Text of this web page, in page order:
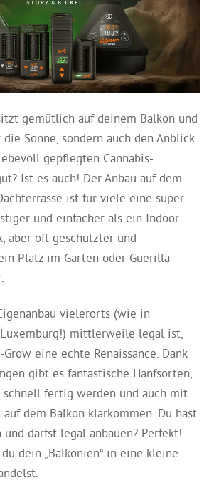
gemütlich auf deinem Balkon und
Sonne, sondern auch den Anblick
gepflegten Cannabis-
Ist es auch! Der Anbau auf dem
ist für viele eine super
und einfacher als ein Indoor-
aber oft geschützter und
Platz im Garten oder Guerilla-
vielerorts (wie in
mittlerweile legal ist,
eine echte Renaissance. Dank
gibt es fantastische Hanfsorten,
fertig werden und auch mit
dem Balkon klarkommen. Du hast
darfst legal anbauen? Perfekt!
dein „Balkonien“ in eine kleine